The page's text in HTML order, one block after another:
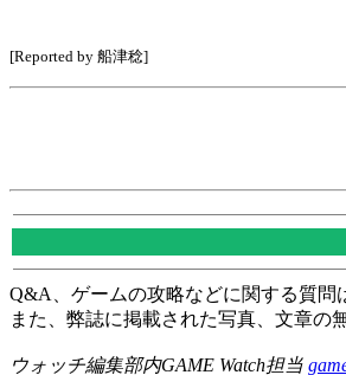
[Reported by 船津稔]
Q&A、ゲームの攻略などに関する質問
また、弊誌に掲載された写真、文章の
ウォッチ編集部内GAME Watch担当